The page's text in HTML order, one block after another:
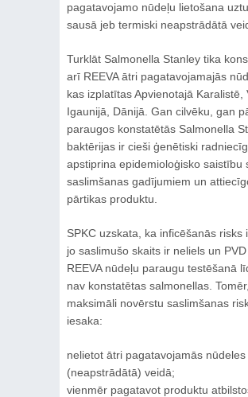
pagatavojamo nūdeļu lietošana
sausā jeb termiski neapstrādātā
Turklāt Salmonella Stanley tika
arī REEVA ātri pagatavojamajās
kas izplatītas Apvienotajā Karalistē,
Igaunijā, Dānijā. Gan cilvēku, gan
paraugos konstatētās Salmonella
baktērijas ir cieši ģenētiski
apstiprina epidemioloģisko saistību
saslimšanas gadījumiem un
pārtikas produktu.
SPKC uzskata, ka inficēšanās risks
jo saslimušo skaits ir neliels un
REEVA nūdeļu paraugu testēšanā
nav konstatētas salmonellas.
maksimāli novērstu saslimšanas
iesaka:
nelietot ātri pagatavojamās nūdeles
(neapstrādātā) veidā;
vienmēr pagatavot produktu